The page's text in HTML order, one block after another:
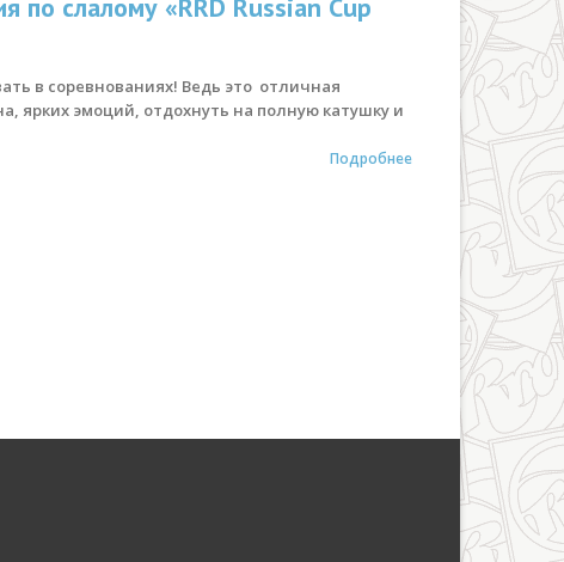
по слалому «RRD Russian Cup
в соревнованиях! Ведь это отличная
ярких эмоций, отдохнуть на полную катушку и
Подробнее